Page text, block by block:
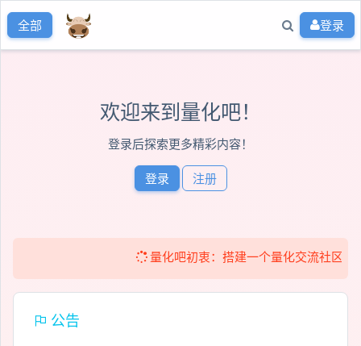
全部 登录
欢迎来到量化吧！
登录后探索更多精彩内容！
登录 注册
量化吧初衷：搭建一个量化交流社区！
公告